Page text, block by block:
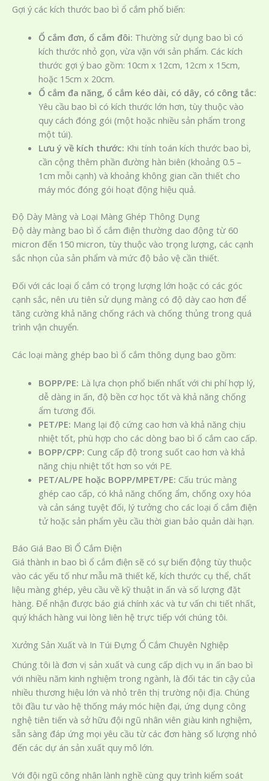
Gợi ý các kích thước bao bì ổ cắm phổ biến:
Ổ cắm đơn, ổ cắm đôi: Thường sử dụng bao bì có
kích thước nhỏ gọn, vừa vặn với sản phẩm. Các kích
thước gợi ý bao gồm: 10cm x 12cm, 12cm x 15cm,
hoặc 15cm x 20cm.
Ổ cắm đa năng, ổ cắm kéo dài, có dây, có công tắc:
Yêu cầu bao bì có kích thước lớn hơn, tùy thuộc vào
quy cách đóng gói (một hoặc nhiều sản phẩm trong
một túi).
Lưu ý về kích thước: Khi tính toán kích thước bao bì,
cần cộng thêm phần đường hàn biên (khoảng 0.5 –
1cm mỗi cạnh) và khoảng không gian cần thiết cho
máy móc đóng gói hoạt động hiệu quả.
Độ Dày Màng và Loại Màng Ghép Thông Dụng
Độ dày màng bao bì ổ cắm điện thường dao động từ 60
micron đến 150 micron, tùy thuộc vào trọng lượng, các cạnh
sắc nhọn của sản phẩm và mức độ bảo vệ cần thiết.
Đối với các loại ổ cắm có trọng lượng lớn hoặc có các góc
cạnh sắc, nên ưu tiên sử dụng màng có độ dày cao hơn để
tăng cường khả năng chống rách và chống thủng trong quá
trình vận chuyển.
Các loại màng ghép bao bì ổ cắm thông dụng bao gồm:
BOPP/PE: Là lựa chọn phổ biến nhất với chi phí hợp lý,
dễ dàng in ấn, độ bền cơ học tốt và khả năng chống
ẩm tương đối.
PET/PE: Mang lại độ cứng cao hơn và khả năng chịu
nhiệt tốt, phù hợp cho các dòng bao bì ổ cắm cao cấp.
BOPP/CPP: Cung cấp độ trong suốt cao hơn và khả
năng chịu nhiệt tốt hơn so với PE.
PET/AL/PE hoặc BOPP/MPET/PE: Cấu trúc màng
ghép cao cấp, có khả năng chống ẩm, chống oxy hóa
và cản sáng tuyệt đối, lý tưởng cho các loại ổ cắm điện
tử hoặc sản phẩm yêu cầu thời gian bảo quản dài hạn.
Báo Giá Bao Bì Ổ Cắm Điện
Giá thành in bao bì ổ cắm điện sẽ có sự biến động tùy thuộc
vào các yếu tố như mẫu mã thiết kế, kích thước cụ thể, chất
liệu màng ghép, yêu cầu về kỹ thuật in ấn và số lượng đặt
hàng. Để nhận được báo giá chính xác và tư vấn chi tiết nhất,
quý khách hàng vui lòng liên hệ trực tiếp với chúng tôi.
Xưởng Sản Xuất và In Túi Đựng Ổ Cắm Chuyên Nghiệp
Chúng tôi là đơn vị sản xuất và cung cấp dịch vụ in ấn bao bì
với nhiều năm kinh nghiệm trong ngành, là đối tác tin cậy của
nhiều thương hiệu lớn và nhỏ trên thị trường nội địa. Chúng
tôi đầu tư vào hệ thống máy móc hiện đại, ứng dụng công
nghệ tiên tiến và sở hữu đội ngũ nhân viên giàu kinh nghiệm,
sẵn sàng đáp ứng mọi yêu cầu từ các đơn hàng số lượng nhỏ
đến các dự án sản xuất quy mô lớn.
Với đội ngũ công nhân lành nghề cùng quy trình kiểm soát